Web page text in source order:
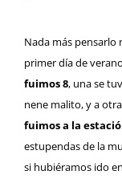
Nada más pensarlo
primer día de
fuimos 8, una se
nene malito, y a
fuimos a la
estupendas de la
si hubiéramos ido